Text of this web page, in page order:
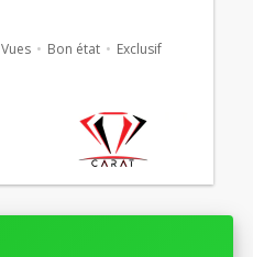
Vues Bon état Exclusif